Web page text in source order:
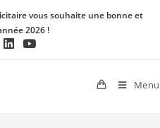
vous souhaite une bonne et
2026 !
Menu